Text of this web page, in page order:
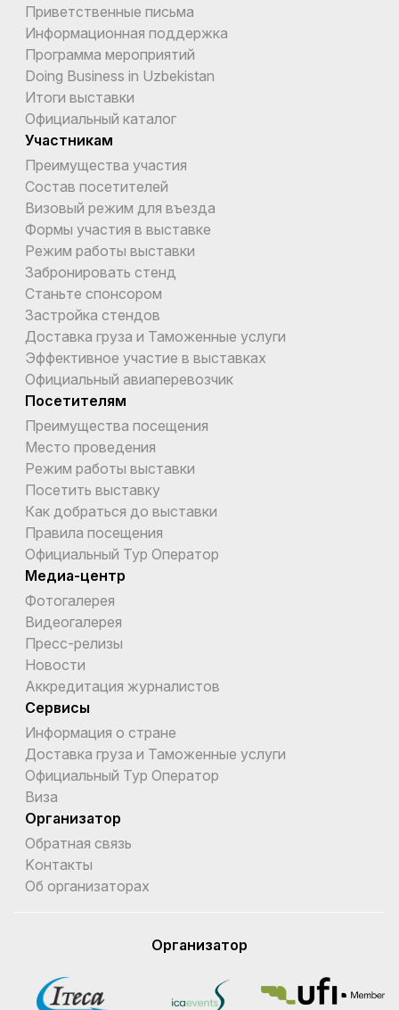
Приветственные письма
Информационная поддержка
Программа мероприятий
Doing Business in Uzbekistan
Итоги выставки
Официальный каталог
Участникам
Преимущества участия
Состав посетителей
Визовый режим для въезда
Формы участия в выставке
Режим работы выставки
Забронировать стенд
Станьте спонсором
Застройка стендов
Доставка груза и Таможенные услуги
Эффективное участие в выставках
Официальный авиаперевозчик
Посетителям
Преимущества посещения
Место проведения
Режим работы выставки
Посетить выставку
Как добраться до выставки
Правила посещения
Официальный Тур Оператор
Медиа-центр
Фотогалерея
Видеогалерея
Пресс-релизы
Новости
Аккредитация журналистов
Сервисы
Информация о стране
Доставка груза и Таможенные услуги
Официальный Тур Оператор
Виза
Организатор
Обратная связь
Kонтакты
Об организаторах
Организатор